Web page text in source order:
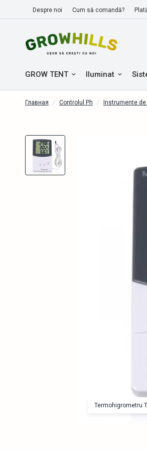
Despre noi Cum să comandă?
GROW TENT Iluminat
Главная / Controlul Ph / Instrumente
Termohigrometru